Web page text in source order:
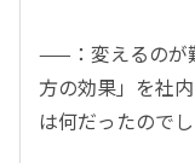
——：変えるのが
方の効果」を社
は何だったので